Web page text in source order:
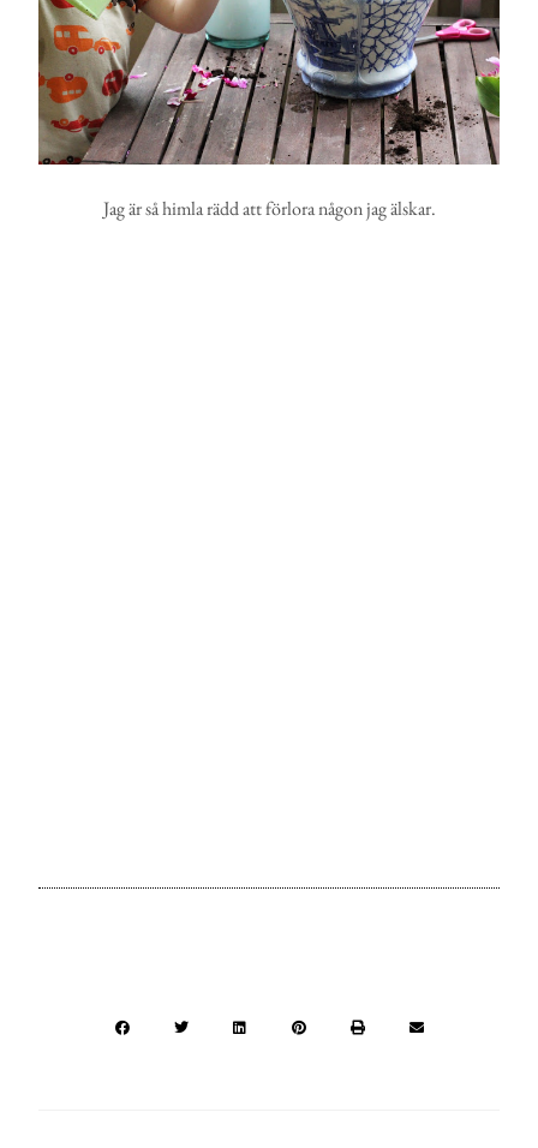
Jag är så himla rädd att förlora någon jag älskar.